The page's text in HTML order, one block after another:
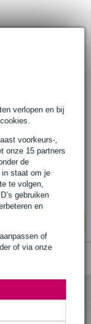
verlopen en bij
voorkeurs-,
onze 15 partners
de
in staat om je
te volgen,
gebruiken
en
of
of via onze
Stand